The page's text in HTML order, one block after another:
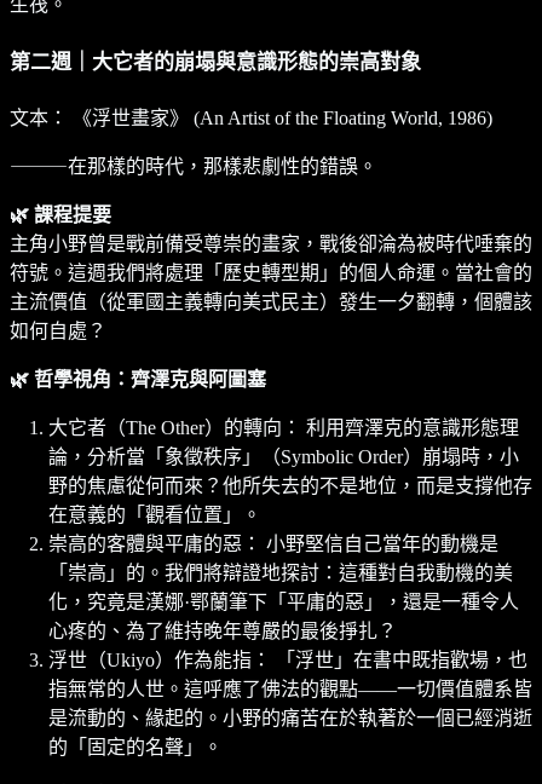
生筏。
第二週｜大它者的崩塌與意識形態的崇高對象
文本： 《浮世畫家》 (An Artist of the Floating World, 1986)
⸻在那樣的時代，那樣悲劇性的錯誤。
🌿 課程提要
主角小野曾是戰前備受尊崇的畫家，戰後卻淪為被時代唾棄的
符號。這週我們將處理「歷史轉型期」的個人命運。當社會的
主流價值（從軍國主義轉向美式民主）發生一夕翻轉，個體該
如何自處？
🌿 哲學視角：齊澤克與阿圖塞
大它者（The Other）的轉向： 利用齊澤克的意識形態理
論，分析當「象徵秩序」（Symbolic Order）崩塌時，小
野的焦慮從何而來？他所失去的不是地位，而是支撐他存
在意義的「觀看位置」。
崇高的客體與平庸的惡： 小野堅信自己當年的動機是
「崇高」的。我們將辯證地探討：這種對自我動機的美
化，究竟是漢娜·鄂蘭筆下「平庸的惡」，還是一種令人
心疼的、為了維持晚年尊嚴的最後掙扎？
浮世（Ukiyo）作為能指： 「浮世」在書中既指歡場，也
指無常的人世。這呼應了佛法的觀點——一切價值體系皆
是流動的、緣起的。小野的痛苦在於執著於一個已經消逝
的「固定的名聲」。